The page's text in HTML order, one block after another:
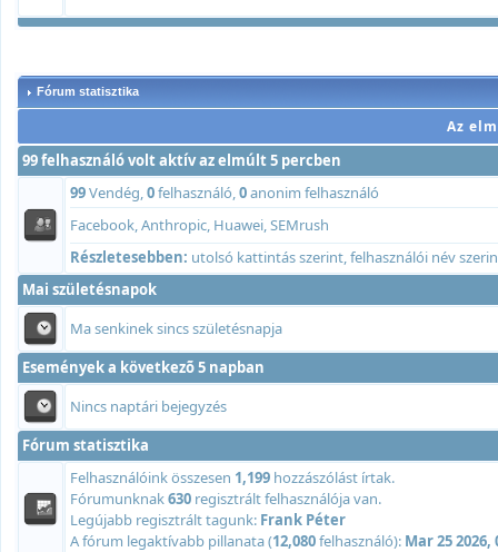
Fórum statisztika
Az
99 felhasználó volt aktív az elmúlt 5 percben
99Vendég,0felhasználó,0anonim felhasználó
Facebook, Anthropic, Huawei, SEMrush
Részletesebben: utolsó kattintás szerint,felhasználói név
Mai születésnapok
Ma senkinek sincs születésnapja
Események a következõ 5 napban
Nincs naptári bejegyzés
Fórum statisztika
Felhasználóink összesen 1,199 hozzászólást írtak.
Fórumunknak630 regisztrált felhasználója van.
Legújabb regisztrált tagunk: Frank Péter
A fórum legaktívabb pillanata (12,080felhasználó): Mar 25 2026,